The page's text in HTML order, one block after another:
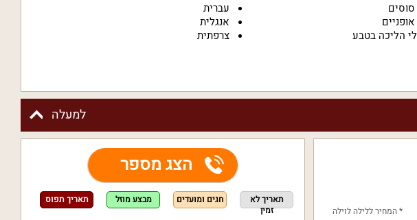
סוסים
הליכה בטבע
עברית
אנגלית
צרפתית
למעלה
הצג מספר
תאריך לא
זמין
חגים ומועדים מבצע מוזל תאריך תפוס
* המחיר ללילה לוילה